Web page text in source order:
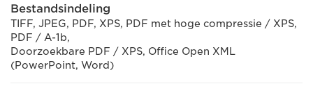
Bestandsindeling
TIFF, JPEG, PDF, XPS, PDF met hoge compressie / XPS,
PDF / A-1b,
Doorzoekbare PDF / XPS, Office Open XML
(PowerPoint, Word)